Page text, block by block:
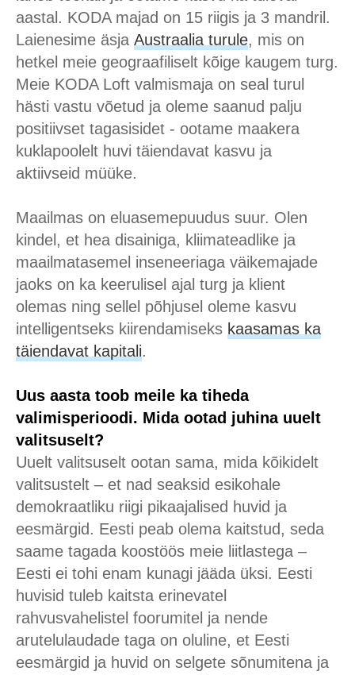
aastal. KODA majad on 15 riigis ja 3 mandril.
Laienesime äsja Austraalia turule, mis on
hetkel meie geograafiliselt kõige kaugem turg.
Meie KODA Loft valmismaja on seal turul
hästi vastu võetud ja oleme saanud palju
positiivset tagasisidet - ootame maakera
kuklapoolelt huvi täiendavat kasvu ja
aktiivseid müüke.
Maailmas on eluasemepuudus suur. Olen
kindel, et hea disainiga, kliimateadlike ja
maailmatasemel inseneeriaga väikemajade
jaoks on ka keerulisel ajal turg ja klient
olemas ning sellel põhjusel oleme kasvu
intelligentseks kiirendamiseks kaasamas ka
täiendavat kapitali.
Uus aasta toob meile ka tiheda
valimisperioodi. Mida ootad juhina uuelt
valitsuselt?
Uuelt valitsuselt ootan sama, mida kõikidelt
valitsustelt – et nad seaksid esikohale
demokraatliku riigi pikaajalised huvid ja
eesmärgid. Eesti peab olema kaitstud, seda
saame tagada koostöös meie liitlastega –
Eesti ei tohi enam kunagi jääda üksi. Eesti
huvisid tuleb kaitsta erinevatel
rahvusvahelistel foorumitel ja nende
arutelulaudade taga on oluline, et Eesti
eesmärgid ja huvid on selgete sõnumitena ja